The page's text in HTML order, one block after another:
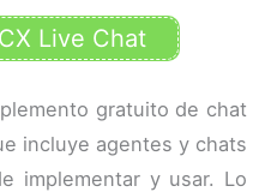
Live Chat
gratuito de chat
incluye agentes y chats
implementar y usar. Lo